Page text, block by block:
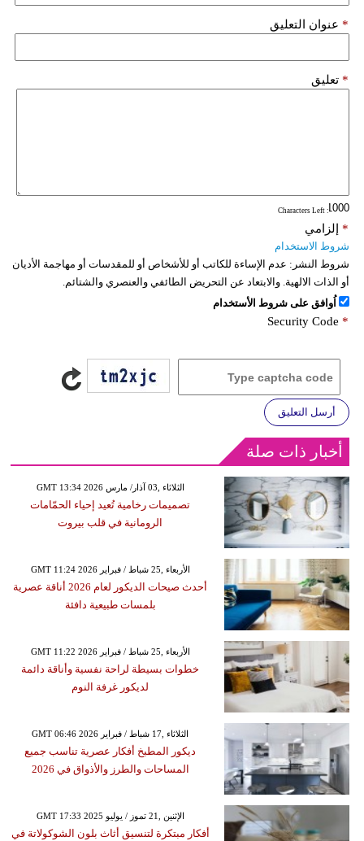
عنوان التعليق *
تعليق *
: Characters Left
إلزامي *
شروط الاستخدام
شروط النشر: عدم الإساءة للكاتب أو للأشخاص أو للمقدسات أو مهاجمة الأديان
أو الذات الالهية. والابتعاد عن التحريض الطائفي والعنصري والشتائم.
اُوافق على شروط الأستخدام
Security Code *
أرسل التعليق
أخبار ذات صلة
GMT 13:34 2026 الثلاثاء ,03 آذار/ مارس
تصميمات رخامية تُعيد إحياء الحمّامات
الرومانية في قلب بيروت
GMT 11:24 2026 الأربعاء ,25 شباط / فبراير
أحدث صيحات الديكور لعام 2026 أناقة عصرية
بلمسات طبيعية دافئة
GMT 11:22 2026 الأربعاء ,25 شباط / فبراير
خطوات بسيطة لراحة نفسية وأناقة دائمة
لديكور غرفة النوم
GMT 06:46 2026 الثلاثاء ,17 شباط / فبراير
ديكور المطبخ أفكار عصرية تناسب جميع
المساحات والطرز والأذواق في 2026
GMT 17:33 2025 الإثنين ,21 تموز / يوليو
أفكار مبتكرة لتنسيق أثاث بلون الشوكولاتة في